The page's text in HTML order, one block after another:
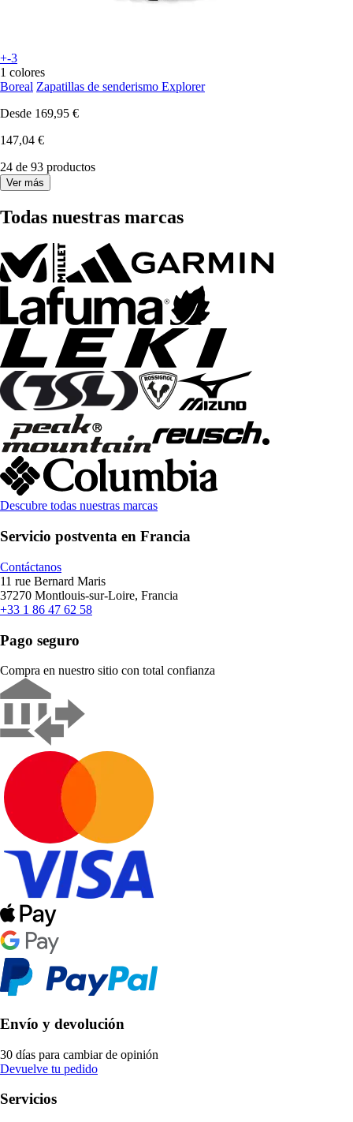
+-3
1 colores
Boreal Zapatillas de senderismo Explorer
Desde 169,95 €
147,04 €
24 de 93 productos
Ver más
Todas nuestras marcas
Descubre todas nuestras marcas
Servicio postventa en Francia
Contáctanos
11 rue Bernard Maris
37270 Montlouis-sur-Loire, Francia
+33 1 86 47 62 58
Pago seguro
Compra en nuestro sitio con total confianza
Envío y devolución
30 días para cambiar de opinión
Devuelve tu pedido
Servicios